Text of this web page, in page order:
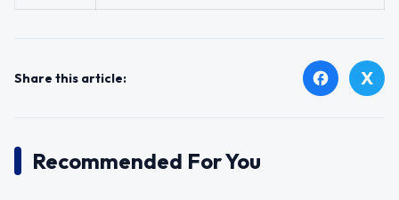
Share this article: facebook X
Recommended For You